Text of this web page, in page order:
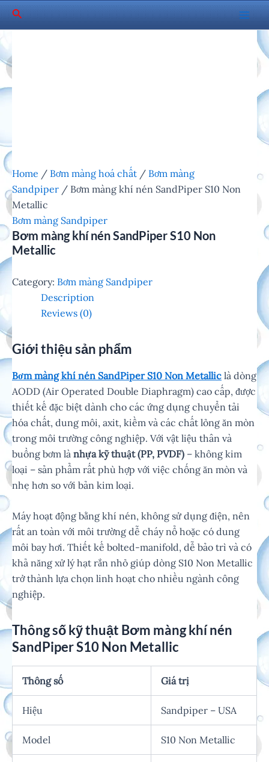
SkipSearch
Main
Home / Bơm màng hoá chất / Bơm màng
Sandpiper / Bơm màng khí nén SandPiper S10 Non
Metallic
Bơm màng Sandpiper
Bơm màng khí nén SandPiper S10 Non
Metallic
Category: Bơm màng Sandpiper
Description
Reviews (0)
Giới thiệu sản phẩm
Bơm màng khí nén SandPiper S10 Non Metallic là dòng
AODD (Air Operated Double Diaphragm) cao cấp, được
thiết kế đặc biệt dành cho các ứng dụng chuyển tải
hóa chất, dung môi, axit, kiềm và các chất lỏng ăn mòn
trong môi trường công nghiệp. Với vật liệu thân và
buồng bơm là nhựa kỹ thuật (PP, PVDF) – không kim
loại – sản phẩm rất phù hợp với việc chống ăn mòn và
nhẹ hơn so với bản kim loại.
Máy hoạt động bằng khí nén, không sử dụng điện, nên
rất an toàn với môi trường dễ cháy nổ hoặc có dung
môi bay hơi. Thiết kế bolted-manifold, dễ bảo trì và có
khả năng xử lý hạt rắn nhỏ giúp dòng S10 Non Metallic
trở thành lựa chọn linh hoạt cho nhiều ngành công
nghiệp.
Thông số kỹ thuật Bơm màng khí nén
SandPiper S10 Non Metallic
Thông số Giá trị
Hiệu Sandpiper – USA
Model S10 Non Metallic